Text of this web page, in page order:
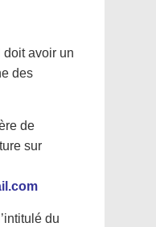
doit avoir un
des
de
sur
du